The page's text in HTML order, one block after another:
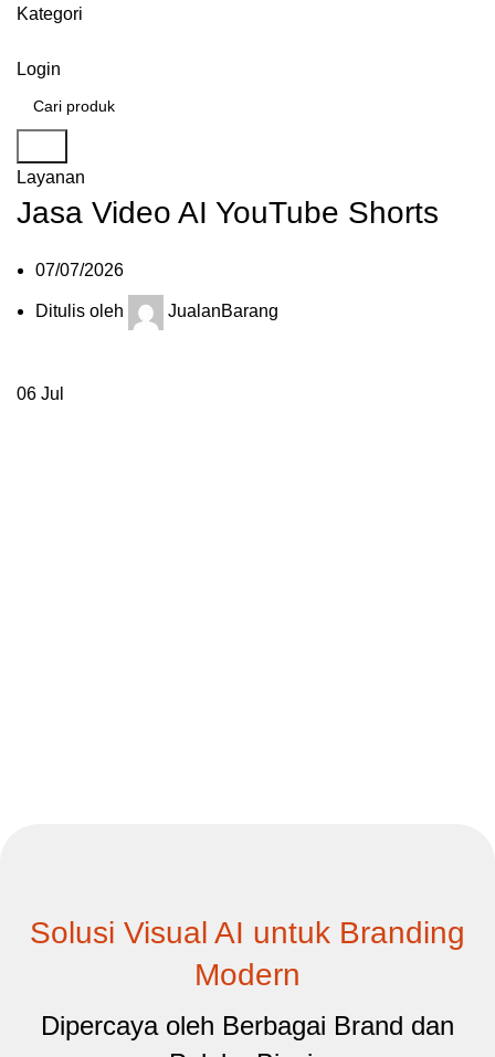
Kategori
Login
Layanan
Jasa Video AI YouTube Shorts
07/07/2026
Ditulis oleh JualanBarang
06 Jul
Solusi Visual AI untuk Branding
Modern
Dipercaya oleh Berbagai Brand dan